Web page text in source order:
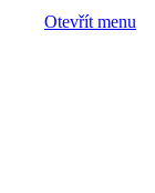
Otevřít menu